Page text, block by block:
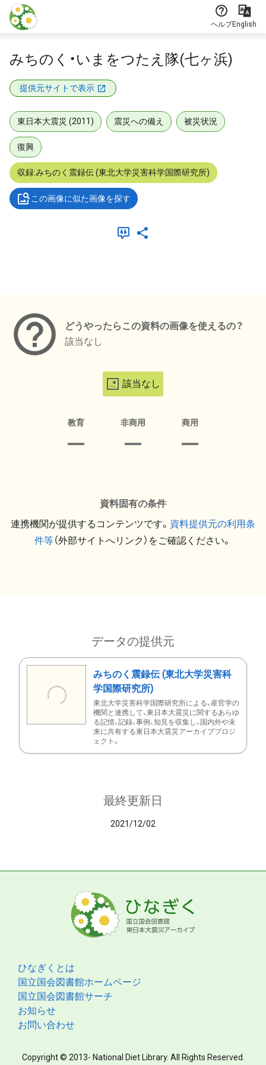
本文に飛ぶ
ヘルプEnglish
みちのく・いまをつたえ隊(七ヶ浜)
提供元サイトで表示
東日本大震災 (2011) 震災への備え 被災状況
復興
収録:みちのく震録伝 (東北大学災害科学国際研究所)
この画像に似た画像を探す
どうやったらこの資料の画像を使えるの？
該当なし
該当なし
教育 非商用 商用
資料固有の条件
連携機関が提供するコンテンツです。 資料提供元の利用条
件等（外部サイトへリンク）をご確認ください。
データの提供元
みちのく震録伝 (東北大学災害科
学国際研究所)
東北大学災害科学国際研究所による、産官学の
機関と連携して、東日本大震災に関するあらゆ
る記憶、記録、事例、知見を収集し、国内外や未
来に共有する東日本大震災アーカイブプロジ
ェクト。
最終更新日
2021/12/02
ひなぎくとは
国立国会図書館ホームページ
国立国会図書館サーチ
お知らせ
お問い合わせ
Copyright © 2013- National Diet Library. All Rights Reserved.